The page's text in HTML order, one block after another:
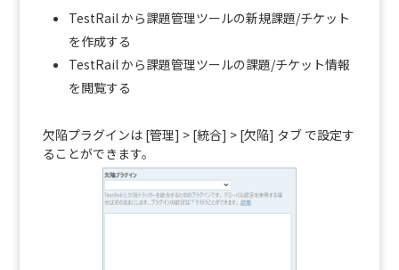
TestRail から課題管理ツールの新規課題/チケット
を作成する
TestRail から課題管理ツールの課題/チケット情報
を閲覧する
欠陥プラグインは [管理] > [統合] > [欠陥] タブ で設定す
ることができます。